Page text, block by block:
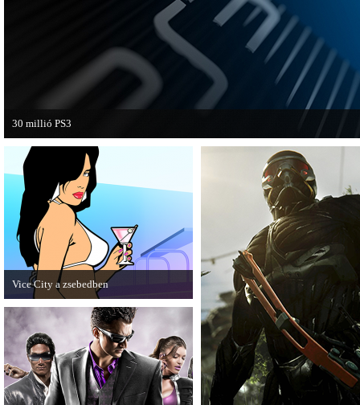
30 millió PS3
A PAL régióban a PS3 átlépte a 30 milliós eladott darabszámot.
Vice City a zsebedben
A GTA: Vice City 10th Anniversary
Editionről készített tesztet a PC Guru.